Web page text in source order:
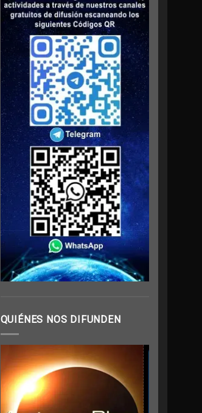
QUIÉNES NOS DIFUNDEN